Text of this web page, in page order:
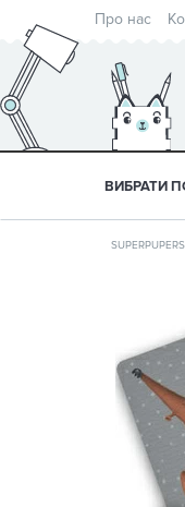
Про нас
ВИБРАТИ